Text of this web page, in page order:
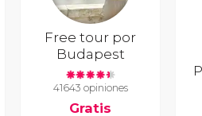
Free tour por
Budapest
41643 opiniones
Gratis